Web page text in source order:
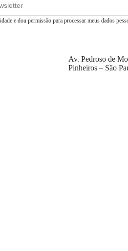
e dou permissão para processar meus dados
Av. Pedroso de
Pinheiros – São